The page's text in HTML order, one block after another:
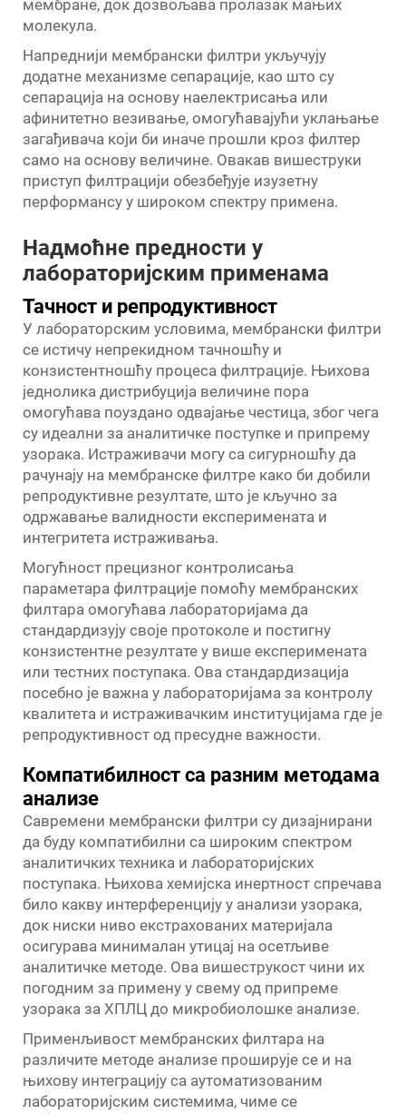
мембране, док дозвољава пролазак мањих
молекула.
Напреднији мембрански филтри укључују
додатне механизме сепарације, као што су
сепарација на основу наелектрисања или
афинитетно везивање, омогућавајући уклањање
загађивача који би иначе прошли кроз филтер
само на основу величине. Овакав вишеструки
приступ филтрацији обезбеђује изузетну
перформансу у широком спектру примена.
Надмоћне предности у
лабораторијским применама
Тачност и репродуктивност
У лабораторским условима, мембрански филтри
се истичу непрекидном тачношћу и
конзистентношћу процеса филтрације. Њихова
једнолика дистрибуција величине пора
омогућава поуздано одвајање честица, због чега
су идеални за аналитичке поступке и припрему
узорака. Истраживачи могу са сигурношћу да
рачунају на мембранске филтре како би добили
репродуктивне резултате, што је кључно за
одржавање валидности експеримената и
интегритета истраживања.
Могућност прецизног контролисања
параметара филтрације помоћу мембранских
филтара омогућава лабораторијама да
стандардизују своје протоколе и постигну
конзистентне резултате у више експеримената
или тестних поступака. Ова стандардизација
посебно је важна у лабораторијама за контролу
квалитета и истраживачким институцијама где је
репродуктивност од пресудне важности.
Компатибилност са разним методама
анализе
Савремени мембрански филтри су дизајнирани
да буду компатибилни са широким спектром
аналитичких техника и лабораторијских
поступака. Њихова хемијска инертност спречава
било какву интерференцију у анализи узорака,
док ниски ниво екстрахованих материјала
осигурава минималан утицај на осетљиве
аналитичке методе. Ова вишеструкост чини их
погодним за примену у свему од припреме
узорака за ХПЛЦ до микробиолошке анализе.
Применљивост мембранских филтара на
различите методе анализе проширује се и на
њихову интеграцију са аутоматизованим
лабораторијским системима, чиме се